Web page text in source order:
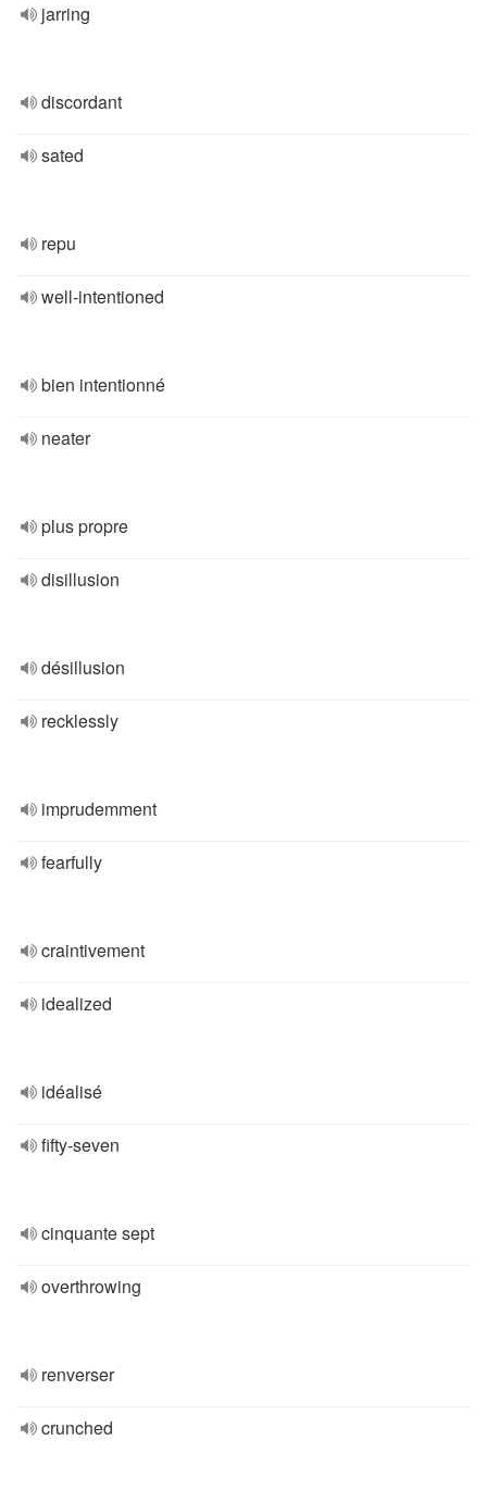
jarring
discordant
sated
repu
well-intentioned
bien intentionné
neater
plus propre
disillusion
désillusion
recklessly
imprudemment
fearfully
craintivement
idealized
idéalisé
fifty-seven
cinquante sept
overthrowing
renverser
crunched